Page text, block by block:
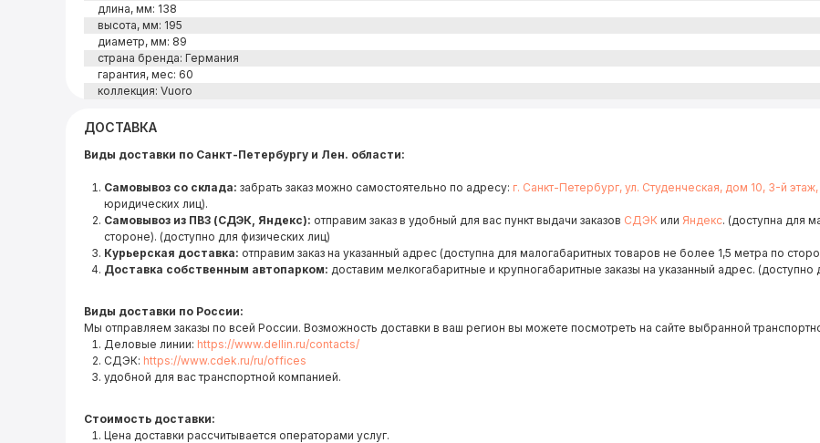
длина, мм: 138
высота, мм: 195
диаметр, мм: 89
страна бренда: Германия
гарантия, мес: 60
коллекция: Vuoro
ДОСТАВКА
Виды доставки по Санкт-Петербургу и Лен. области:
Самовывоз со склада: забрать заказ можно самостоятельно по адресу: г. Санкт-Петербург, ул. Студенческая, дом 10, 3-й
юридических лиц).
Самовывоз из ПВЗ (СДЭК, Яндекс): отправим заказ в удобный для вас пункт выдачи заказов СДЭК или Яндекс. (доступна для
стороне). (доступно для физических лиц)
Курьерская доставка: отправим заказ на указанный адрес (доступна для малогабаритных товаров не более 1,5 метра по
Доставка собственным автопарком: доставим мелкогабаритные и крупногабаритные заказы на указанный адрес.
Виды доставки по России:
Мы отправляем заказы по всей России. Возможность доставки в ваш регион вы можете посмотреть на сайте выбранной
Деловые линии: https://www.dellin.ru/contacts/
СДЭК: https://www.cdek.ru/ru/offices
удобной для вас транспортной компанией.
Стоимость доставки:
Цена доставки рассчитывается операторами услуг.